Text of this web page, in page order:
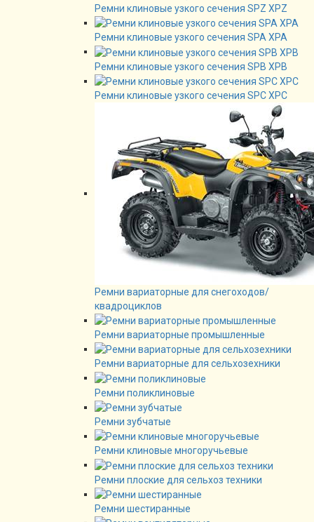
Ремни клиновые узкого сечения SPZ XPZ
Ремни клиновые узкого сечения SPA XPA
Ремни клиновые узкого сечения SPB XPB
Ремни клиновые узкого сечения SPC XPC
Ремни вариаторные для снегоходов/
квадроциклов
Ремни вариаторные промышленные
Ремни вариаторные для сельхозехники
Ремни поликлиновые
Ремни зубчатые
Ремни клиновые многоручьевые
Ремни плоские для сельхоз техники
Ремни шестиранные